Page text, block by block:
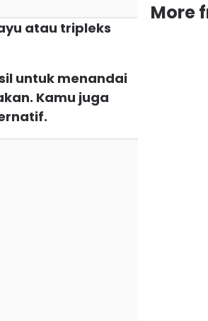
atau tripleks
untuk menandai
Kamu juga
More